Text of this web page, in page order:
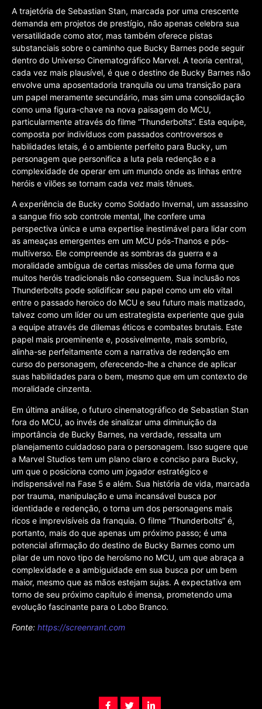
A trajetória de Sebastian Stan, marcada por uma crescente
demanda em projetos de prestígio, não apenas celebra sua
versatilidade como ator, mas também oferece pistas
substanciais sobre o caminho que Bucky Barnes pode seguir
dentro do Universo Cinematográfico Marvel. A teoria central,
cada vez mais plausível, é que o destino de Bucky Barnes não
envolve uma aposentadoria tranquila ou uma transição para
um papel meramente secundário, mas sim uma consolidação
como uma figura-chave na nova paisagem do MCU,
particularmente através do filme “Thunderbolts”. Esta equipe,
composta por indivíduos com passados controversos e
habilidades letais, é o ambiente perfeito para Bucky, um
personagem que personifica a luta pela redenção e a
complexidade de operar em um mundo onde as linhas entre
heróis e vilões se tornam cada vez mais tênues.
A experiência de Bucky como Soldado Invernal, um assassino
a sangue frio sob controle mental, lhe confere uma
perspectiva única e uma expertise inestimável para lidar com
as ameaças emergentes em um MCU pós-Thanos e pós-
multiverso. Ele compreende as sombras da guerra e a
moralidade ambígua de certas missões de uma forma que
muitos heróis tradicionais não conseguem. Sua inclusão nos
Thunderbolts pode solidificar seu papel como um elo vital
entre o passado heroico do MCU e seu futuro mais matizado,
talvez como um líder ou um estrategista experiente que guia
a equipe através de dilemas éticos e combates brutais. Este
papel mais proeminente e, possivelmente, mais sombrio,
alinha-se perfeitamente com a narrativa de redenção em
curso do personagem, oferecendo-lhe a chance de aplicar
suas habilidades para o bem, mesmo que em um contexto de
moralidade cinzenta.
Em última análise, o futuro cinematográfico de Sebastian Stan
fora do MCU, ao invés de sinalizar uma diminuição da
importância de Bucky Barnes, na verdade, ressalta um
planejamento cuidadoso para o personagem. Isso sugere que
a Marvel Studios tem um plano claro e conciso para Bucky,
um que o posiciona como um jogador estratégico e
indispensável na Fase 5 e além. Sua história de vida, marcada
por trauma, manipulação e uma incansável busca por
identidade e redenção, o torna um dos personagens mais
ricos e imprevisíveis da franquia. O filme “Thunderbolts” é,
portanto, mais do que apenas um próximo passo; é uma
potencial afirmação do destino de Bucky Barnes como um
pilar de um novo tipo de heroísmo no MCU, um que abraça a
complexidade e a ambiguidade em sua busca por um bem
maior, mesmo que as mãos estejam sujas. A expectativa em
torno de seu próximo capítulo é imensa, prometendo uma
evolução fascinante para o Lobo Branco.
Fonte: https://screenrant.com